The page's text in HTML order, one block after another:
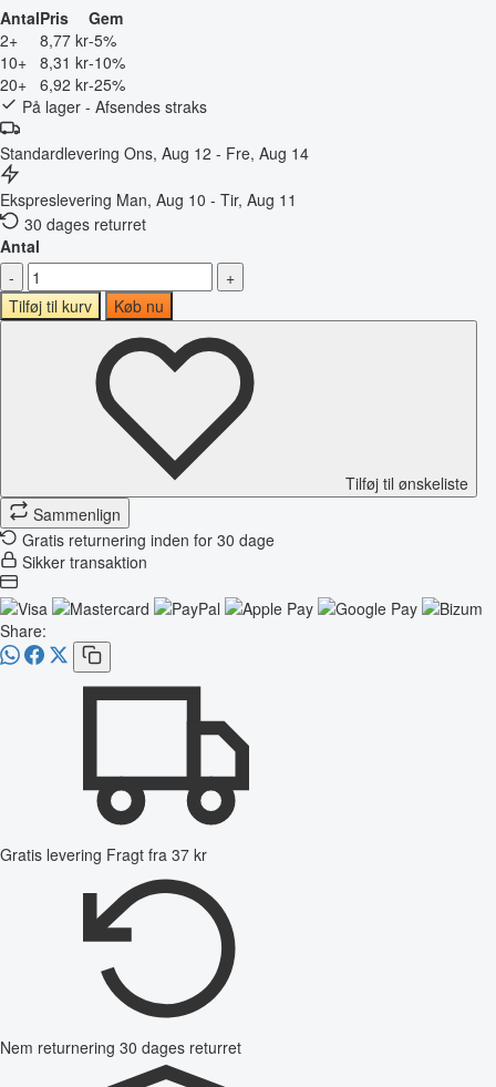
AntalPris
Gem
2+
8,77 kr-5%
10+ 8,31 kr-10%
20+ 6,92 kr-25%
På lager - Afsendes straks
Standardlevering Ons, Aug 12 - Fre, Aug 14
Ekspreslevering Man, Aug 10 - Tir, Aug 11
30 dages returret
Antal
-
+
Tilføj til kurv
Køb nu
Tilføj til ønskeliste
Sammenlign
Gratis returnering inden for 30 dage
Sikker transaktion
Share:
Gratis levering Fragt fra 37 kr
Nem returnering 30 dages returret